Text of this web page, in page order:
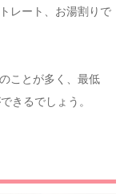
レート、お湯割りで
ことが多く、最低
きるでしょう。